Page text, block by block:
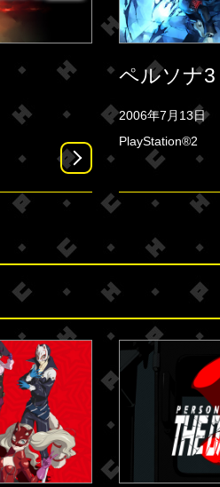
ペルソナ3
2006年7月13日
PlayStation®2